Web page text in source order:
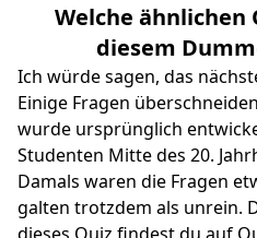
Welche ähnlichen
diesem
Ich würde sagen, das
Einige Fragen
wurde ursprünglich
Studenten Mitte des 20.
Damals waren die Fragen
galten trotzdem als unrein.